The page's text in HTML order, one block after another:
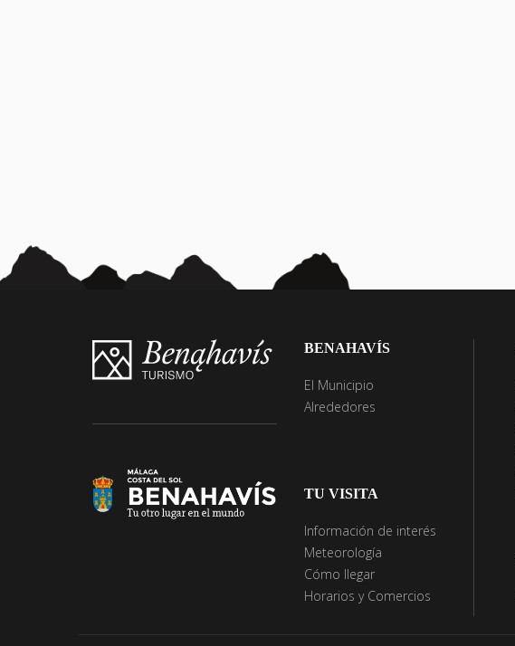
BENAHAVÍS
El Municipio
Alrededores
TU VISITA
Información de interés
Meteorología
Cómo llegar
Horarios y Comercios